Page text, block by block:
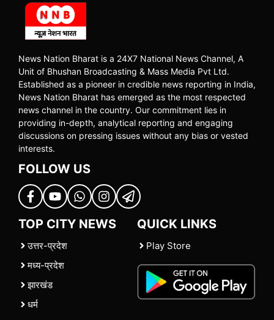
News Nation Bharat is a 24X7 National News Channel, A
Unit of Bhushan Broadcasting & Mass Media Pvt Ltd.
Established as a pioneer in credible news reporting in India,
News Nation Bharat has emerged as the most respected
news channel in the country. Our commitment lies in
providing in-depth, analytical reporting and engaging
discussions on pressing issues without any bias or vested
interests.
FOLLOW US
TOP CITY NEWS
उत्तर-प्रदेश
मध्य-प्रदेश
झारखंड
धर्म
QUICK LINKS
Play Store